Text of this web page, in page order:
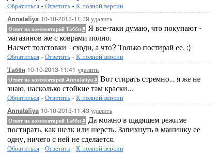
Обратиться - Ответить - К полной версии
Annataliya 10-10-2013-11:39 удалить
Ответ на комментарий Табби # Я все-таки думаю, что покупают -
магазинов же с коврами полно.
Насчет толстовки - сходи, а что? Только постирай ее. :)
Обратиться - Ответить - К полной версии
Табби 10-10-2013-11:41 удалить
Ответ на комментарий Annataliya # Вот стирать стремно... я же не
знаю, насколько стойкие там краски...
Обратиться - Ответить - К полной версии
Annataliya 10-10-2013-11:43 удалить
Ответ на комментарий Табби # Да можно в щадящем режиме
постирать, как шелк или шерсть. Запихнуть в машинку ее
одну, ничего с ней не сделается.
Обратиться - Ответить - К полной версии